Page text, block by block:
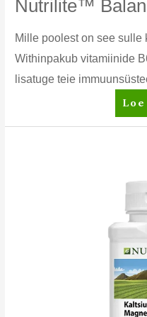
Nutrilite™
Mille poolest on see
Withinpakub vitamiinide
lisatuge teie